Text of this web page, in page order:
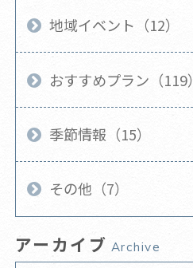
地域イベント（12）
おすすめプラン（119）
季節情報（15）
その他（7）
アーカイブ Archive